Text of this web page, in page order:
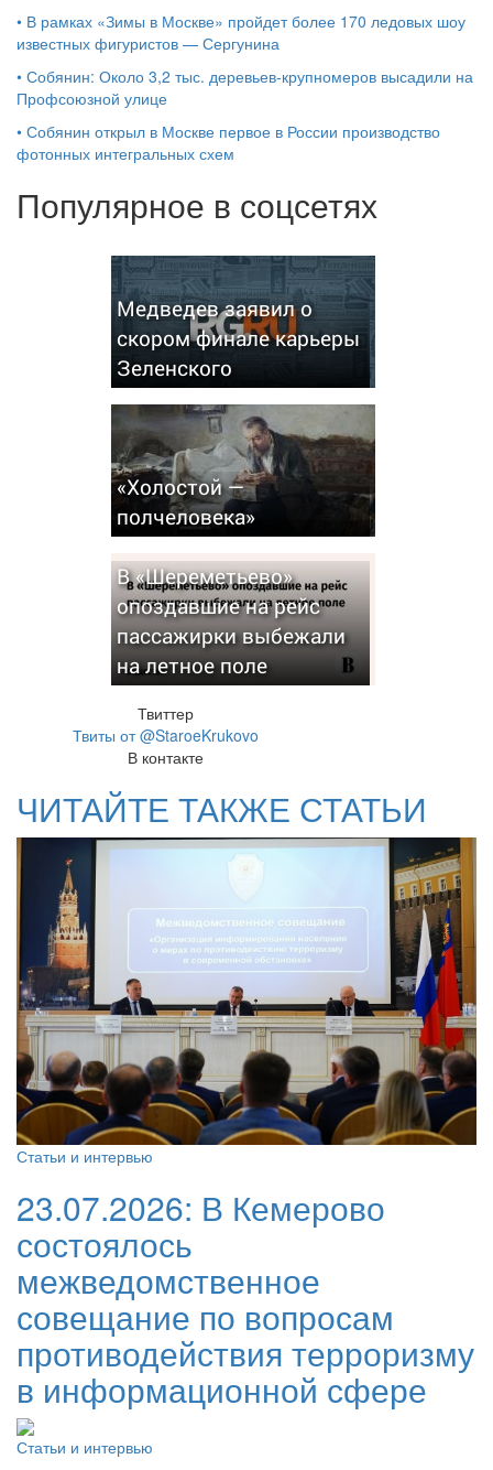
• В рамках «Зимы в Москве» пройдет более 170 ледовых шоу
известных фигуристов — Сергунина
• Собянин: Около 3,2 тыс. деревьев-крупномеров высадили на
Профсоюзной улице
• Собянин открыл в Москве первое в России производство
фотонных интегральных схем
Популярное в соцсетях
Медведев заявил о
скором финале карьеры
Зеленского
«Холостой —
полчеловека»
В «Шереметьево»
опоздавшие на рейс
пассажирки выбежали
на летное поле
Твиттер
Твиты от @StaroeKrukovo
В контакте
ЧИТАЙТЕ ТАКЖЕ СТАТЬИ
Статьи и интервью
23.07.2026: В Кемерово
состоялось
межведомственное
совещание по вопросам
противодействия терроризму
в информационной сфере
Статьи и интервью